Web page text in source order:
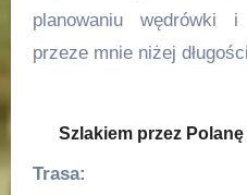
planowaniu wędrówki i
przeze mnie niżej
Szlakiem przez Polanę
Trasa: